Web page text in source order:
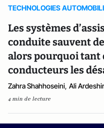
TECHNOLOGIES
Les systèmes
conduite sauvent
alors pourquoi tant
conducteurs les
Zahra Shahhoseini, Ali
4 min de lecture